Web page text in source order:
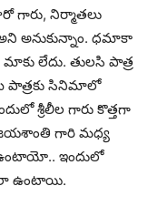
గారు, నిర్మాతలు
అనుకున్నాం. ధమాకా
లేదు. తులసి పాత్ర
పాత్రకు సినిమాలో
శ్రీలీల గారు కొత్తగా
గారి మధ్య
ఇందులో
ఉంటాయి.